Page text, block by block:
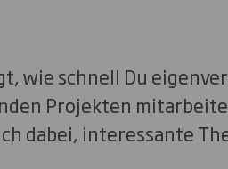
wie schnell Du
Projekten
dabei, interessante